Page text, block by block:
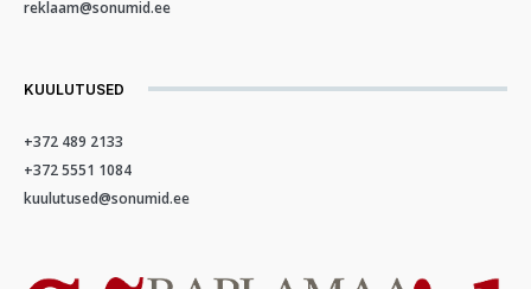
reklaam@sonumid.ee
KUULUTUSED
+372 489 2133
+372 5551 1084
kuulutused@sonumid.ee